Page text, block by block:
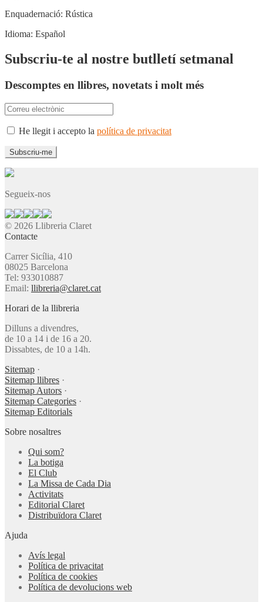
Enquadernació: Rústica
Idioma: Español
Subscriu-te al nostre butlletí setmanal
Descomptes en llibres, novetats i molt més
He llegit i accepto la política de privacitat
Segueix-nos
© 2026 Llibreria Claret
Contacte
Carrer Sicília, 410
08025 Barcelona
Tel: 933010887
Email: llibreria@claret.cat
Horari de la llibreria
Dilluns a divendres,
de 10 a 14 i de 16 a 20.
Dissabtes, de 10 a 14h.
Sitemap ·
Sitemap llibres ·
Sitemap Autors ·
Sitemap Categories ·
Sitemap Editorials
Sobre nosaltres
Qui som?
La botiga
El Club
La Missa de Cada Dia
Activitats
Editorial Claret
Distribuïdora Claret
Ajuda
Avís legal
Política de privacitat
Política de cookies
Política de devolucions web